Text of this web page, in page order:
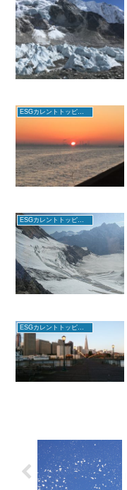
ESGカレントトッピクス
ESGカレントトッピクス